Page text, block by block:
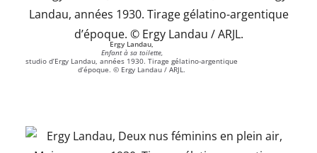
Ergy Landau,
Enfant à sa toilette,
studio d’Ergy Landau, années 1930. Tirage gélatino-argentique
d’époque. © Ergy Landau / ARJL.